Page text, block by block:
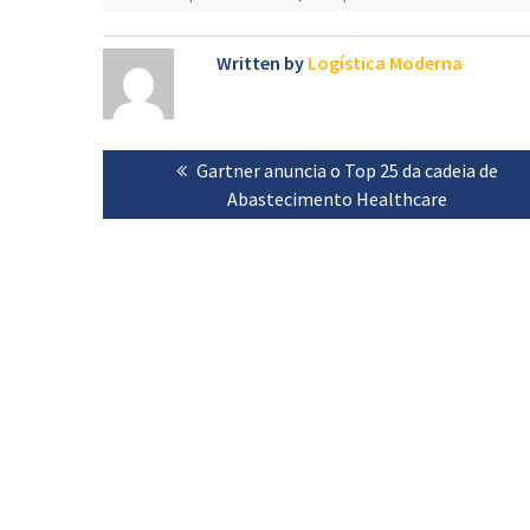
Written by Logística Moderna
Navegação
artigos
Previous
post:
Gartner anuncia o Top 25 da cadeia de
Abastecimento Healthcare